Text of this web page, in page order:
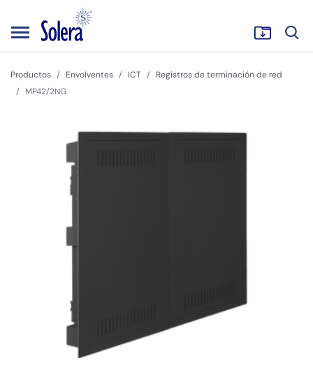
Productos Envolventes ICT
Registros de terminación de red
MP42/2NG